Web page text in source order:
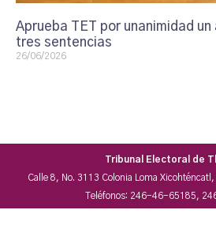
Aprueba TET por unanimidad
tres sentencias
26/06/2026
Tribunal Electoral de
Calle 8, No. 3113 Colonia Loma
Teléfonos: 246-46-65185,